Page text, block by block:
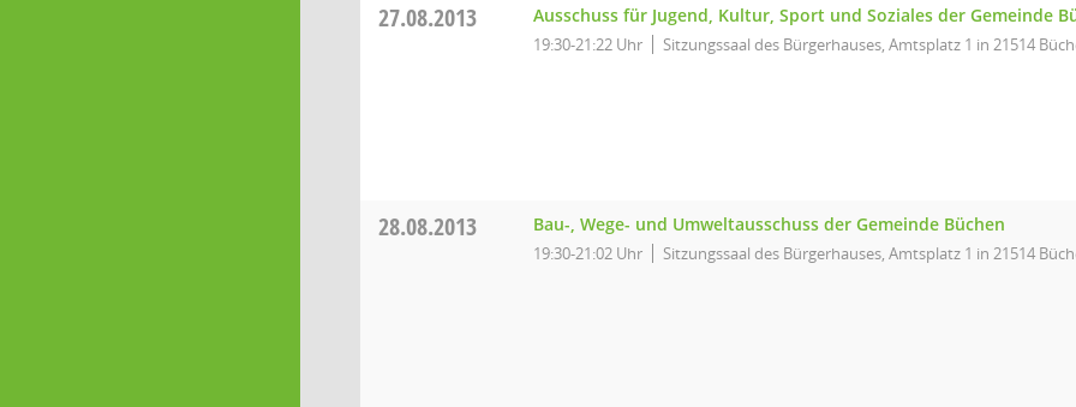
27.08.2013 Ausschuss für Jugend, Kultur, Sport und Soziales der Gemeinde
19:30-21:22 Uhr Sitzungssaal des Bürgerhauses, Amtsplatz 1 in 21514
28.08.2013 Bau-, Wege- und Umweltausschuss der Gemeinde Büchen
19:30-21:02 Uhr Sitzungssaal des Bürgerhauses, Amtsplatz 1 in 21514